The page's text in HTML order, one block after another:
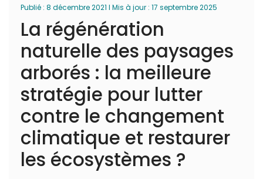
Publié : 8 décembre 2021 I Mis à jour : 17 septembre 2025
La régénération
naturelle des paysages
arborés : la meilleure
stratégie pour lutter
contre le changement
climatique et restaurer
les écosystèmes ?